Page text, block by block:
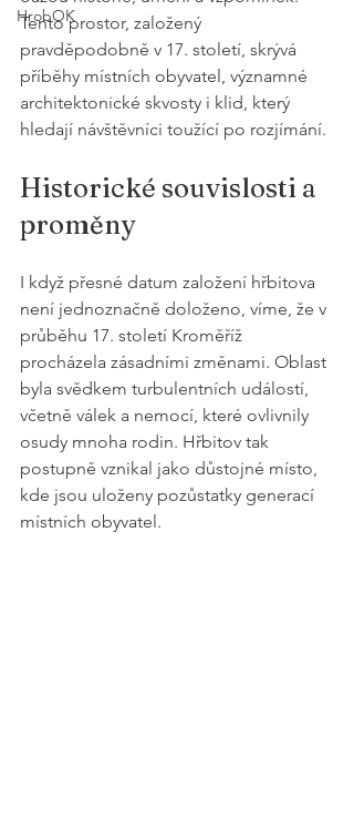
HrobOK
Tento prostor, založený
pravděpodobně v 17. století, skrývá
příběhy místních obyvatel, významné
architektonické skvosty i klid, který
hledají návštěvníci toužící po rozjímání.
Historické souvislosti a
proměny
I když přesné datum založení hřbitova
není jednoznačně doloženo, víme, že v
průběhu 17. století Kroměříž
procházela zásadními změnami. Oblast
byla svědkem turbulentních událostí,
včetně válek a nemocí, které ovlivnily
osudy mnoha rodin. Hřbitov tak
postupně vznikal jako důstojné místo,
kde jsou uloženy pozůstatky generací
místních obyvatel.